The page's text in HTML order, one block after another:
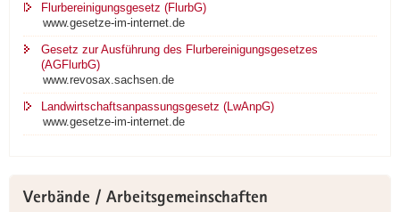
Flurbereinigungsgesetz (FlurbG)
www.gesetze-im-internet.de
Gesetz zur Ausführung des Flurbereinigungsgesetzes
(AGFlurbG)
www.revosax.sachsen.de
Landwirtschaftsanpassungsgesetz (LwAnpG)
www.gesetze-im-internet.de
Verbände / Arbeitsgemeinschaften